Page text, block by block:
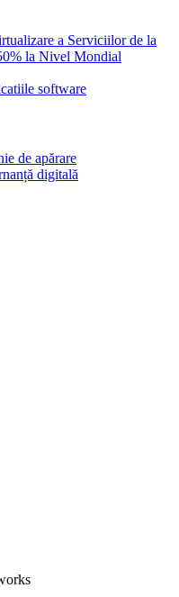
a Serviciilor de la
la Nivel Mondial
software
de apărare
digitală